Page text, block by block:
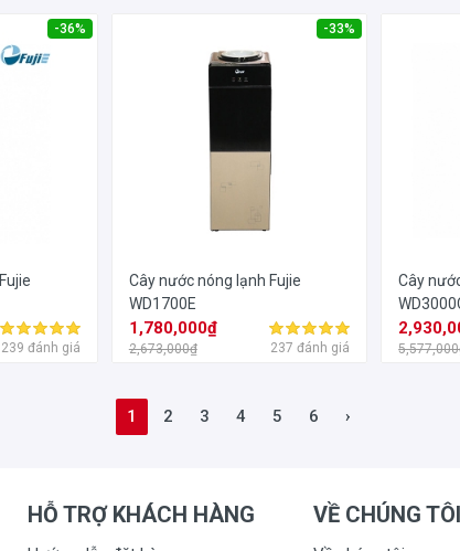
-36%
239 đánh giá
-33%
Cây nước nóng lạnh Fujie
WD1700E
1,780,000₫
2,673,000₫ 237 đánh giá
Cây
1 2 3 4 5 6 ›
HỖ TRỢ KHÁCH HÀNG VỀ CHÚNG TÔI